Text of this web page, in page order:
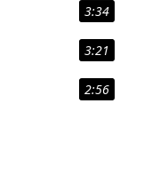
3:34
3:21
2:56